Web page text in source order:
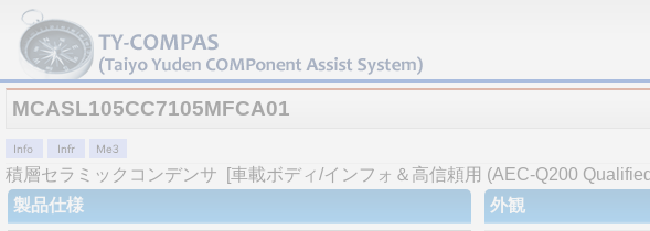
MCASL105CC7105MFCA01
積層セラミックコンデンサ
[車載ボディ/インフォ＆高信頼用 (AEC-Q200
製品仕様
外観